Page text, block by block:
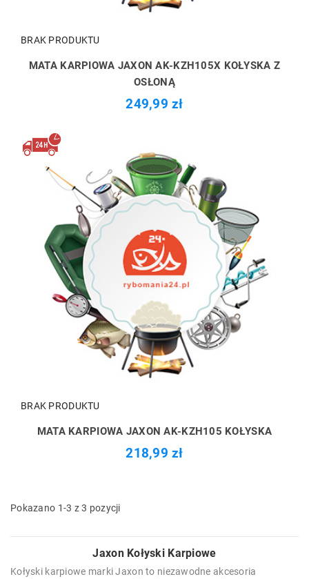
BRAK PRODUKTU
MATA KARPIOWA JAXON AK-KZH105X KOŁYSKA Z
OSŁONĄ
249,99 zł
BRAK PRODUKTU
MATA KARPIOWA JAXON AK-KZH105 KOŁYSKA
218,99 zł
Pokazano 1-3 z 3 pozycji
Jaxon Kołyski Karpiowe
Kołyski karpiowe marki Jaxon to niezawodne akcesoria